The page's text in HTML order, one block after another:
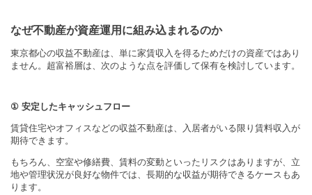
なぜ不動産が資産運用に組み込まれるのか
東京都心の収益不動産は、単に家賃収入を得るためだけの資産ではあり
ません。超富裕層は、次のような点を評価して保有を検討しています。
① 安定したキャッシュフロー
賃貸住宅やオフィスなどの収益不動産は、入居者がいる限り賃料収入が
期待できます。
もちろん、空室や修繕費、賃料の変動といったリスクはありますが、立
地や管理状況が良好な物件では、長期的な収益が期待できるケースもあ
ります。